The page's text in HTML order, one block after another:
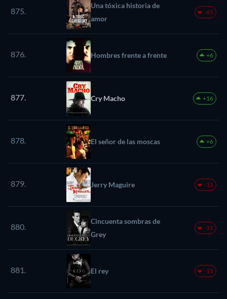
875.
Una tóxica historia de
amor
-65
876. Hombres frente a frente +6
877. Cry Macho +16
878. El señor de las moscas +6
879. Jerry Maguire -11
880.
Cincuenta sombras de
Grey
-11
881. El rey -11